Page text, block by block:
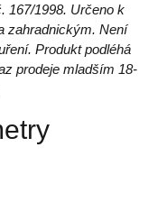
167/1998. Určeno k
zahradnickým. Není
Produkt podléhá
prodeje mladším 18-